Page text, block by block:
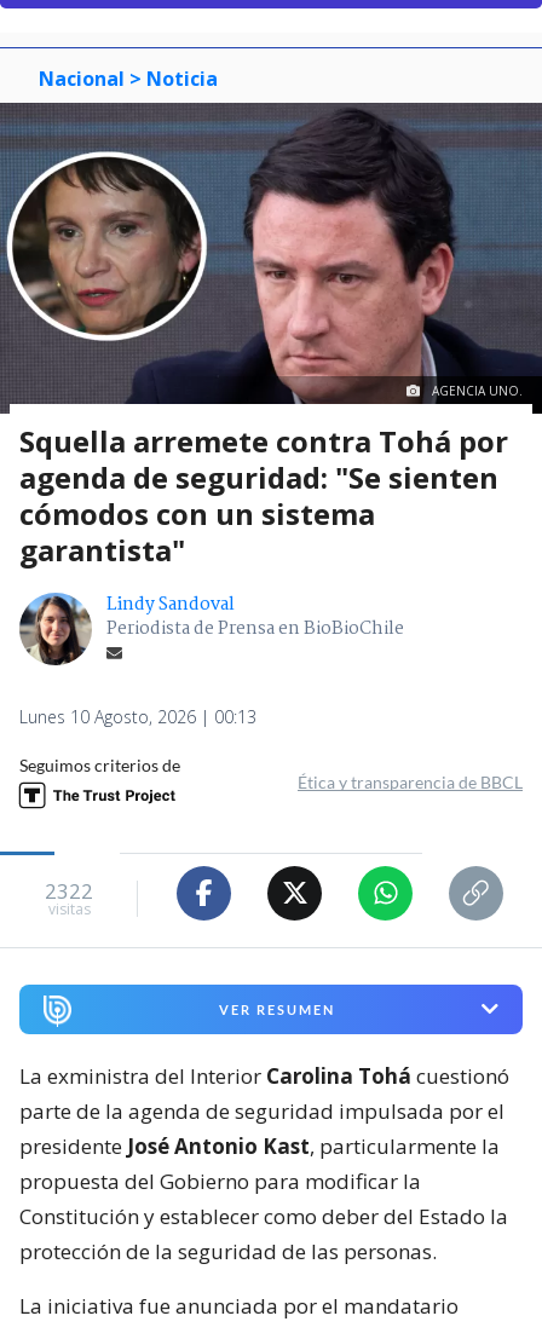
Nacional > Noticia
AGENCIA UNO.
Squella arremete contra Tohá por
agenda de seguridad: "Se sienten
cómodos con un sistema
garantista"
Lindy Sandoval
Periodista de Prensa en BioBioChile
Lunes 10 Agosto, 2026 | 00:13
Seguimos criterios de
Ética y transparencia de BBCL
2322
visitas
VER RESUMEN
La exministra del Interior Carolina Tohá cuestionó
parte de la agenda de seguridad impulsada por el
presidente José Antonio Kast, particularmente la
propuesta del Gobierno para modificar la
Constitución y establecer como deber del Estado la
protección de la seguridad de las personas.
La iniciativa fue anunciada por el mandatario